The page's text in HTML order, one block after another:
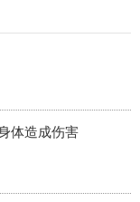
体造成伤害